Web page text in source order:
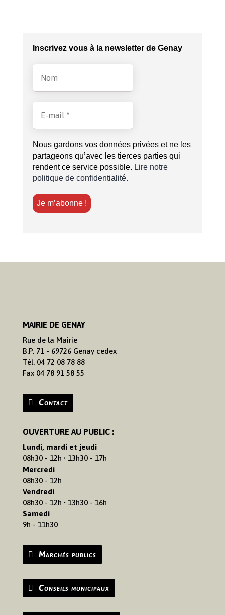
Inscrivez vous à la newsletter de Genay
Nous gardons vos données privées et ne les
partageons qu’avec les tierces parties qui
rendent ce service possible. Lire notre
politique de confidentialité.
MAIRIE DE GENAY
Rue de la Mairie
B.P. 71 - 69726 Genay cedex
Tél. 04 72 08 78 88
Fax 04 78 91 58 55
Contact
OUVERTURE AU PUBLIC :
Lundi, mardi et jeudi
08h30 - 12h • 13h30 - 17h
Mercredi
08h30 - 12h
Vendredi
08h30 - 12h • 13h30 - 16h
Samedi
9h - 11h30
Marchés publics
Conseils municipaux